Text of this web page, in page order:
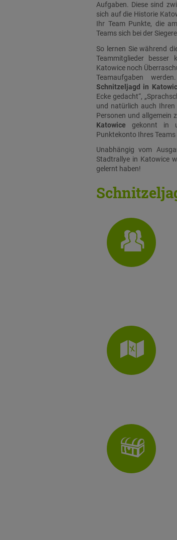
Aufgaben. Diese sind
sich auf die Historie
Ihr Team Punkte, die
Teams sich bei der
So lernen Sie während
Teammitglieder besser
Katowice noch
Teamaufgaben
Schnitzeljagd in
Ecke gedacht“,
und natürlich auch Ihren
Personen und allgemein
Katowice gekonnt in
Punktekonto Ihres
Unabhängig vom
Stadtrallye in Katowice
gelernt haben!